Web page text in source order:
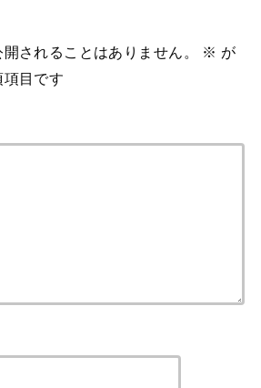
されることはありません。 ※ が
目です